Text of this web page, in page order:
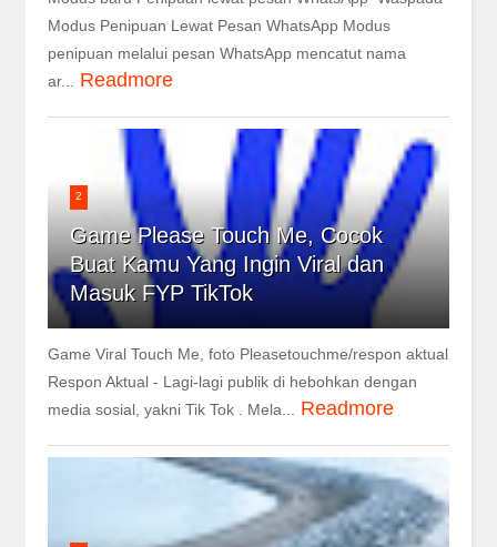
Modus Penipuan Lewat Pesan WhatsApp Modus
penipuan melalui pesan WhatsApp mencatut nama
ar...
Readmore
2
Game Please Touch Me, Cocok
Buat Kamu Yang Ingin Viral dan
Masuk FYP TikTok
Game Viral Touch Me, foto Pleasetouchme/respon aktual
Respon Aktual - Lagi-lagi publik di hebohkan dengan
media sosial, yakni Tik Tok . Mela...
Readmore